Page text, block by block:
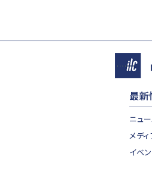
最新
ニュ
メデ
イベ